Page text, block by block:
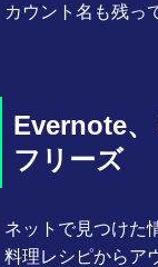
カウント名も残っ
Evernote
フリーズ
ネットで見つけた
料理レシピからア